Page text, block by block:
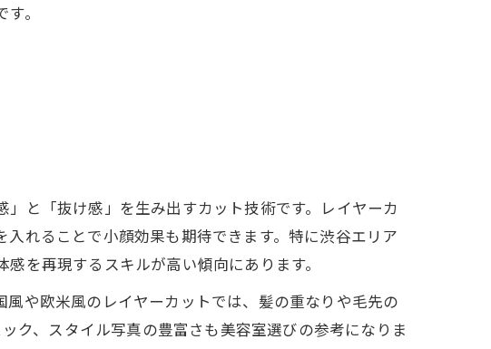
。
と「抜け感」を生み出すカット技術です。レイヤーカ
れることで小顔効果も期待できます。特に渋谷エリア
を再現するスキルが高い傾向にあります。
や欧米風のレイヤーカットでは、髪の重なりや毛先の
ク、スタイル写真の豊富さも美容室選びの参考になりま